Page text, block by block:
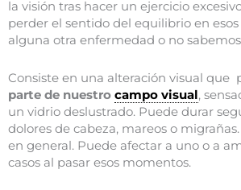
la visión tras hacer un ejercicio
perder el sentido del equilibrio en
alguna otra enfermedad o no
Consiste en una alteración visual que
parte de nuestro campo visual,
un vidrio deslustrado. Puede durar
dolores de cabeza, mareos o
en general. Puede afectar a uno o a
casos al pasar esos momentos.